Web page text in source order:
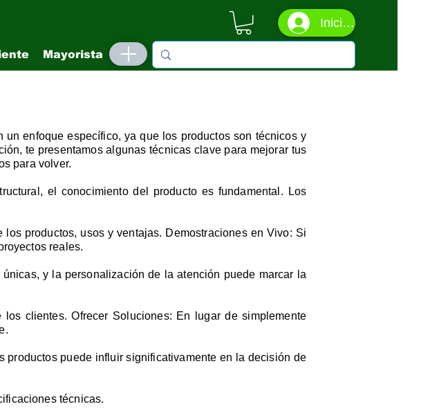
Iniciar sesión
Mayorista Más
enfoque específico, ya que los productos son técnicos y
te presentamos algunas técnicas clave para mejorar tus
para volver.
el conocimiento del producto es fundamental. Los
productos, usos y ventajas. Demostraciones en Vivo: Si
reales.
y la personalización de la atención puede marcar la
clientes. Ofrecer Soluciones: En lugar de simplemente
productos puede influir significativamente en la decisión de
técnicas.